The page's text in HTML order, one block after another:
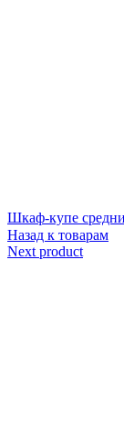
Шкаф-купе
Назад к товарам
Next product